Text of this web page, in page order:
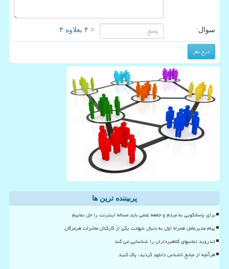
سوال: = ۴ بعلاوه ۳
پربیننده ترین ها
برای پاسخگویی به مردم و جامعه علمی باید مساله اینترنت را حل نماییم
پیام مدیرعامل همراه اول به دنبال شهادت یکی از کارکنان مخابرات هرمزگان
اندروید تماسهای کلاهبرداران را شناسایی می کند
هرآنچه از منابع ناشناس دانلود کردید، پاک کنید